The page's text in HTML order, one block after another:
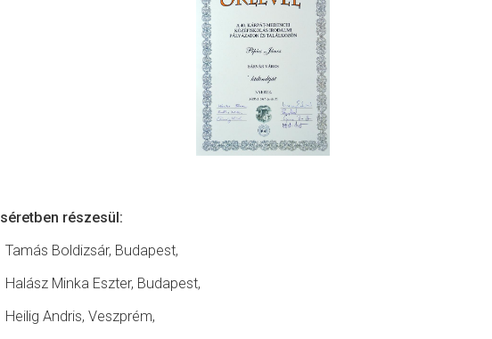
részesül:
Tamás Boldizsár, Budapest,
Halász Minka Eszter, Budapest,
Heilig Andris, Veszprém,